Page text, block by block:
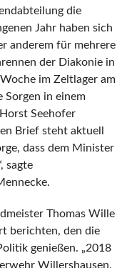
die
Jahr haben sich
anderem für mehrere
der Diakonie in
im Zeltlager am
in einem
Seehofer
Brief steht aktuell
dass dem Minister
sagte
Thomas Wille
berichten, den die
genießen. „2018
Willershausen,